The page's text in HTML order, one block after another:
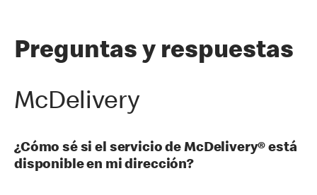
Preguntas y respuestas
McDelivery
¿Cómo sé si el servicio de McDelivery® está
disponible en mi dirección?